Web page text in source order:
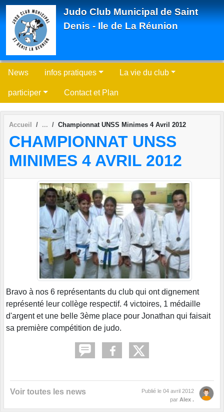
Judo Club Municipal de Saint
Denis - Ile de La Réunion
News infos pratiques La vie du club
participer Contact et Plan
Accueil Championnat UNSS Minimes 4 Avril 2012
CHAMPIONNAT UNSS
MINIMES 4 AVRIL 2012
Bravo à nos 6 représentants du club qui ont dignement
représenté leur collège respectif. 4 victoires, 1 médaille
d'argent et une belle 3ème place pour Jonathan qui faisait
sa première compétition de judo.
Voir toutes les news Publié le 04 avril 2012
par Alex .
Panneau de gestion des cookies